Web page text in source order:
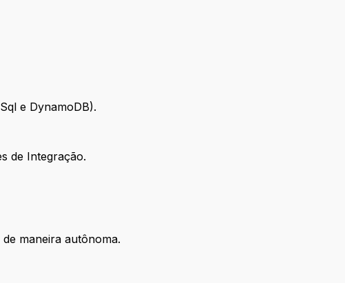
e DynamoDB).
de Integração.
maneira autônoma.